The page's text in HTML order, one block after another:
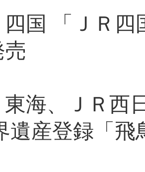
国 「ＪＲ
海、ＪＲ西
遺産登録「